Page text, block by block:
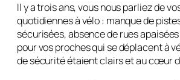
Il y a trois ans, vous nous parliez de
quotidiennes à vélo : manque de
sécurisées, absence de rues
pour vos proches qui se déplacent à
de sécurité étaient clairs et au cœur